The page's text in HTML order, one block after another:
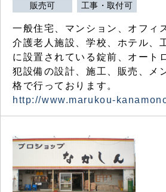
販売可 工事・取付可
一般住宅、マンション、オフィ
介護老人施設、学校、ホテル、
に設置されている錠前、オート
犯設備の設計、施工、販売、メ
格で行っております。
http://www.marukou-